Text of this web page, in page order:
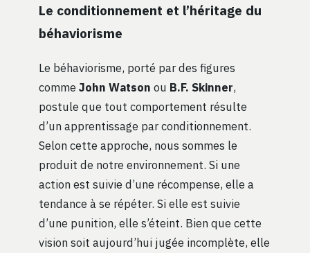
Le conditionnement et l’héritage du
béhaviorisme
Le béhaviorisme, porté par des figures
comme John Watson ou B.F. Skinner,
postule que tout comportement résulte
d’un apprentissage par conditionnement.
Selon cette approche, nous sommes le
produit de notre environnement. Si une
action est suivie d’une récompense, elle a
tendance à se répéter. Si elle est suivie
d’une punition, elle s’éteint. Bien que cette
vision soit aujourd’hui jugée incomplète, elle